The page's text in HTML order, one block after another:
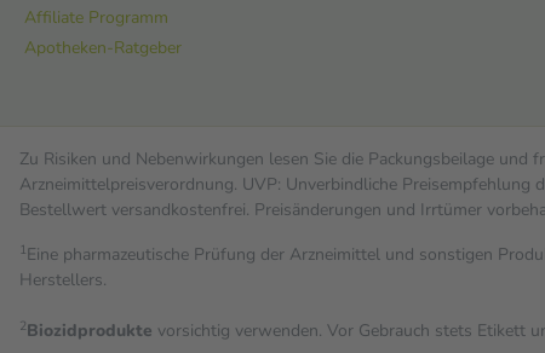
Affiliate Programm
Apotheken-Ratgeber
Zu Risiken und Nebenwirkungen lesen Sie die Packungsbeilage
Arzneimittelpreisverordnung. UVP: Unverbindliche Preisempfehlung
Bestell­wert versand­kosten­frei. Preisänderungen und Irrtümer
1Eine pharmazeutische Prüfung der Arzneimittel und sonstigen
Herstellers.
2Biozidprodukte vorsichtig verwenden. Vor Gebrauch stets Etikett